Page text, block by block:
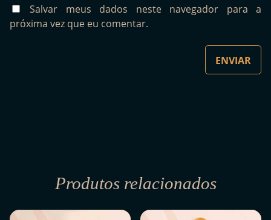
Salvar meus dados neste navegador para a
próxima vez que eu comentar.
Produtos relacionados